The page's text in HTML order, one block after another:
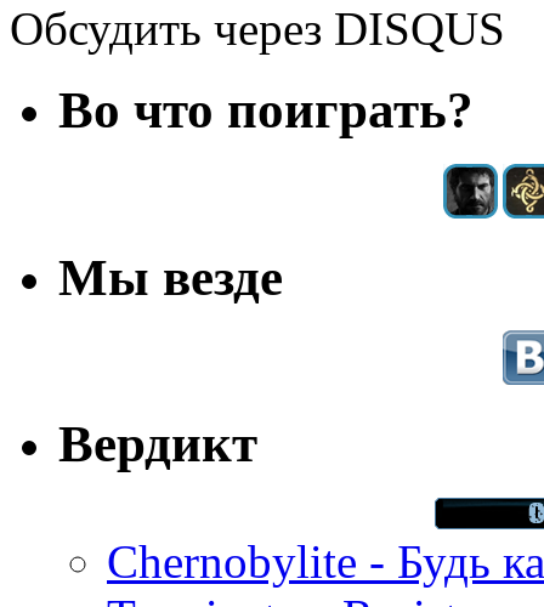
Обсудить через DISQUS
Во что поиграть?
Мы везде
Вердикт
Chernobylite - Будь